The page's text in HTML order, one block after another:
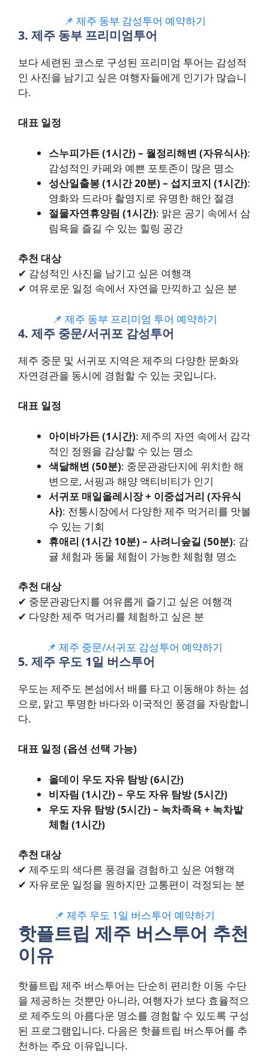
📌 제주 동부 감성투어 예약하기
3. 제주 동부 프리미엄투어
보다 세련된 코스로 구성된 프리미엄 투어는 감성적
인 사진을 남기고 싶은 여행자들에게 인기가 많습니
다.
대표 일정
스누피가든 (1시간) – 월정리해변 (자유식사):
감성적인 카페와 예쁜 포토존이 많은 명소
성산일출봉 (1시간 20분) – 섭지코지 (1시간):
영화와 드라마 촬영지로 유명한 해안 절경
절물자연휴양림 (1시간): 맑은 공기 속에서 삼
림욕을 즐길 수 있는 힐링 공간
추천 대상
✔ 감성적인 사진을 남기고 싶은 여행객
✔ 여유로운 일정 속에서 자연을 만끽하고 싶은 분
📌 제주 동부 프리미엄 투어 예약하기
4. 제주 중문/서귀포 감성투어
제주 중문 및 서귀포 지역은 제주의 다양한 문화와
자연경관을 동시에 경험할 수 있는 곳입니다.
대표 일정
아이바가든 (1시간): 제주의 자연 속에서 감각
적인 정원을 감상할 수 있는 명소
색달해변 (50분): 중문관광단지에 위치한 해
변으로, 서핑과 해양 액티비티가 인기
서귀포 매일올레시장 + 이중섭거리 (자유식
사): 전통시장에서 다양한 제주 먹거리를 맛볼
수 있는 기회
휴애리 (1시간 10분) – 사려니숲길 (50분): 감
귤 체험과 동물 체험이 가능한 체험형 명소
추천 대상
✔ 중문관광단지를 여유롭게 즐기고 싶은 여행객
✔ 다양한 제주 먹거리를 체험하고 싶은 분
📌 제주 중문/서귀포 감성투어 예약하기
5. 제주 우도 1일 버스투어
우도는 제주도 본섬에서 배를 타고 이동해야 하는 섬
으로, 맑고 투명한 바다와 이국적인 풍경을 자랑합니
다.
대표 일정 (옵션 선택 가능)
올데이 우도 자유 탐방 (6시간)
비자림 (1시간) – 우도 자유 탐방 (5시간)
우도 자유 탐방 (5시간) – 녹차족욕 + 녹차밭
체험 (1시간)
추천 대상
✔ 제주도의 색다른 풍경을 경험하고 싶은 여행객
✔ 자유로운 일정을 원하지만 교통편이 걱정되는 분
📌 제주 우도 1일 버스투어 예약하기
핫플트립 제주 버스투어 추천
이유
핫플트립 제주 버스투어는 단순히 편리한 이동 수단
을 제공하는 것뿐만 아니라, 여행자가 보다 효율적으
로 제주도의 아름다운 명소를 경험할 수 있도록 구성
된 프로그램입니다. 다음은 핫플트립 버스투어를 추
천하는 주요 이유입니다.